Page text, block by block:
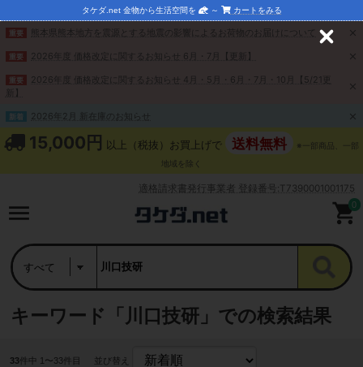
重要 熊本県熊本地方を震源とする地震の影響によるお荷物のお届けについて
重要 2026年度 価格改定に関するお知らせ 6月・7月【更新】
重要
2026年度 価格改定に関するお知らせ 4月・5月・6月・7月・10月【5/21更
新】
新着 2026年2月 新在庫のお知らせ
タケダ.net 金物から生活空間を ～ カートをみる
15,000円 以上（税抜）お買上げで 送料無料
※一部商品、一部
地域を除く
適格請求書発行事業者 登録番号:T7390001001175
0
キーワード「川口技研」での検索結果
33件中 1〜33件目 並び替え
C
s